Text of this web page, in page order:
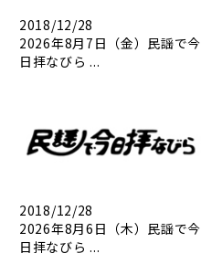
2018/12/28
2026年8月7日（金）民謡で今
日拝なびら ...
2018/12/28
2026年8月6日（木）民謡で今
日拝なびら ...